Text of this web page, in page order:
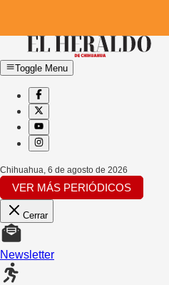
Toggle Menu
Chihuahua 6 de agosto de 2026
VER MÁS PERIÓDICOS
Cerrar
Newsletter